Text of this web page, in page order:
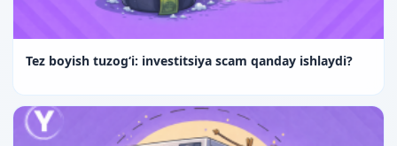
Tez boyish tuzog‘i: investitsiya scam qanday ishlaydi?